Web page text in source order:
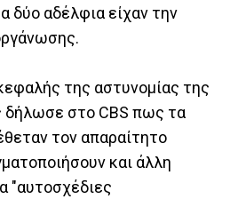
δύο αδέλφια είχαν την
της αστυνομίας της
δήλωσε στο CBS πως τα
τον απαραίτητο
και άλλη
"αυτοσχέδιες